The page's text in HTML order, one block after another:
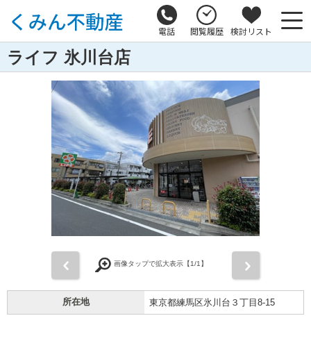
電話 閲覧履歴 検討リスト
ライフ 氷川台店
画像タップで拡大表示【1/1】
所在地 東京都練馬区氷川台３丁目8-15